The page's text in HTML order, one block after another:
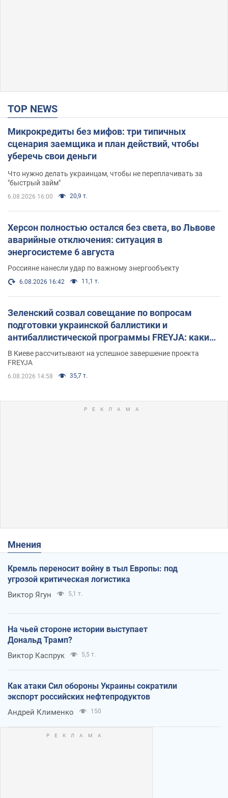
TOP NEWS
Микрокредиты без мифов: три типичных
сценария заемщика и план действий, чтобы
уберечь свои деньги
Что нужно делать украинцам, чтобы не переплачивать за
"быстрый займ"
6.08.2026 16:00 20,9 т.
Херсон полностью остался без света, во Львове
аварийные отключения: ситуация в
энергосистеме 6 августа
Россияне нанесли удар по важному энергообъекту
6.08.2026 16:42 11,1 т.
Зеленский созвал совещание по вопросам
подготовки украинской баллистики и
антибаллистической программы FREYJA: какие
решения готовятся
В Киеве рассчитывают на успешное завершение проекта
FREYJA
6.08.2026 14:58 35,7 т.
Мнения
Кремль переносит войну в тыл Европы: под
угрозой критическая логистика
Виктор Ягун 5,1 т.
На чьей стороне истории выступает
Дональд Трамп?
Виктор Каспрук 5,5 т.
Как атаки Сил обороны Украины сократили
экспорт российских нефтепродуктов
Андрей Клименко 150